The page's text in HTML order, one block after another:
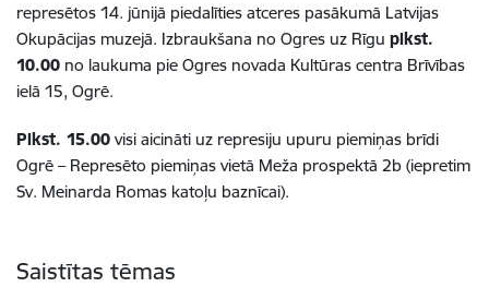
represētos 14. jūnijā piedalīties atceres pasākumā Latvijas
Okupācijas muzejā. Izbraukšana no Ogres uz Rīgu plkst.
10.00 no laukuma pie Ogres novada Kultūras centra Brīvības
ielā 15, Ogrē.
Plkst. 15.00 visi aicināti uz represiju upuru piemiņas brīdi
Ogrē – Represēto piemiņas vietā Meža prospektā 2b (iepretim
Sv. Meinarda Romas katoļu baznīcai).
Saistītas tēmas